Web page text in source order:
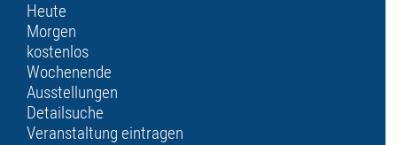
Heute
Morgen
kostenlos
Wochenende
Ausstellungen
Detailsuche
Veranstaltung eintragen